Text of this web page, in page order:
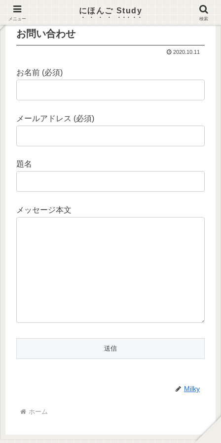
お問い合わせ
2020.10.11
お名前 (必須)
メールアドレス (必須)
題名
メッセージ本文
Milky
ホーム
メニュー
にほんご Study
検索